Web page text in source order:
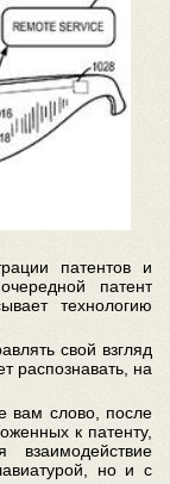
патентов и
патент
технологию
свой взгляд
распознавать, на
вам слово, после
к патенту,
но и с